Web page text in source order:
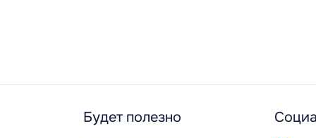
Будет полезно